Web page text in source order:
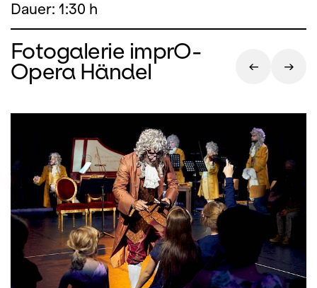
Dauer: 1:30 h
Fotogalerie imprO-
Opera Händel